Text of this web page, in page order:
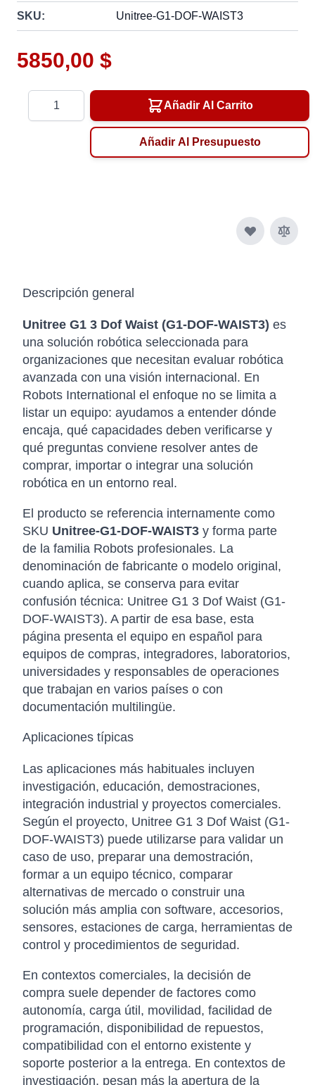
SKU: Unitree-G1-DOF-WAIST3
5850,00 $
Añadir Al Carrito
Añadir Al Presupuesto
Descripción general
Unitree G1 3 Dof Waist (G1-DOF-WAIST3) es
una solución robótica seleccionada para
organizaciones que necesitan evaluar robótica
avanzada con una visión internacional. En
Robots International el enfoque no se limita a
listar un equipo: ayudamos a entender dónde
encaja, qué capacidades deben verificarse y
qué preguntas conviene resolver antes de
comprar, importar o integrar una solución
robótica en un entorno real.
El producto se referencia internamente como
SKU Unitree-G1-DOF-WAIST3 y forma parte
de la familia Robots profesionales. La
denominación de fabricante o modelo original,
cuando aplica, se conserva para evitar
confusión técnica: Unitree G1 3 Dof Waist (G1-
DOF-WAIST3). A partir de esa base, esta
página presenta el equipo en español para
equipos de compras, integradores, laboratorios,
universidades y responsables de operaciones
que trabajan en varios países o con
documentación multilingüe.
Aplicaciones típicas
Las aplicaciones más habituales incluyen
investigación, educación, demostraciones,
integración industrial y proyectos comerciales.
Según el proyecto, Unitree G1 3 Dof Waist (G1-
DOF-WAIST3) puede utilizarse para validar un
caso de uso, preparar una demostración,
formar a un equipo técnico, comparar
alternativas de mercado o construir una
solución más amplia con software, accesorios,
sensores, estaciones de carga, herramientas de
control y procedimientos de seguridad.
En contextos comerciales, la decisión de
compra suele depender de factores como
autonomía, carga útil, movilidad, facilidad de
programación, disponibilidad de repuestos,
compatibilidad con el entorno existente y
soporte posterior a la entrega. En contextos de
investigación, pesan más la apertura de la